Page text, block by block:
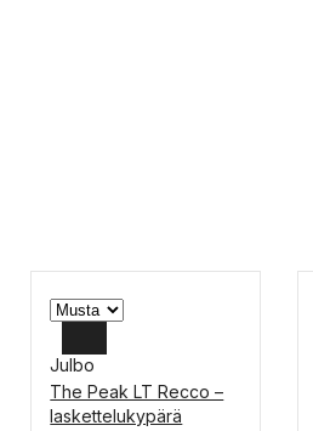
XL
Julbo
The Peak LT Recco –
laskettelukypärä